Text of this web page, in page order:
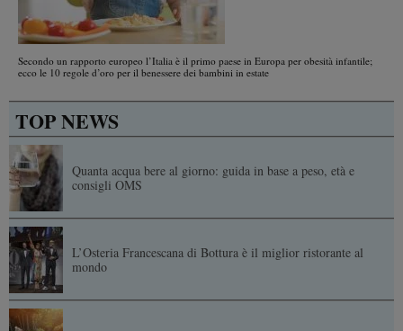
Secondo un rapporto europeo l’Italia è il primo paese in Europa per obesità infantile;
ecco le 10 regole d’oro per il benessere dei bambini in estate
TOP NEWS
Quanta acqua bere al giorno: guida in base a peso, età e
consigli OMS
L’Osteria Francescana di Bottura è il miglior ristorante al
mondo